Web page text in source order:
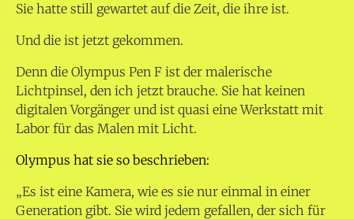
Sie hatte still gewartet auf die Zeit, die ihre ist.
Und die ist jetzt gekommen.
Denn die Olympus Pen F ist der malerische
Lichtpinsel, den ich jetzt brauche. Sie hat keinen
digitalen Vorgänger und ist quasi eine Werkstatt mit
Labor für das Malen mit Licht.
Olympus hat sie so beschrieben:
„Es ist eine Kamera, wie es sie nur einmal in einer
Generation gibt. Sie wird jedem gefallen, der sich für